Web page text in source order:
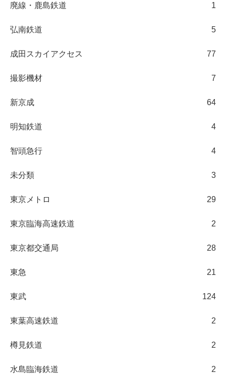
廃線・鹿島鉄道 1
弘南鉄道 5
成田スカイアクセス 77
撮影機材 7
新京成 64
明知鉄道 4
智頭急行 4
未分類 3
東京メトロ 29
東京臨海高速鉄道 2
東京都交通局 28
東急 21
東武 124
東葉高速鉄道 2
樽見鉄道 2
水島臨海鉄道 2